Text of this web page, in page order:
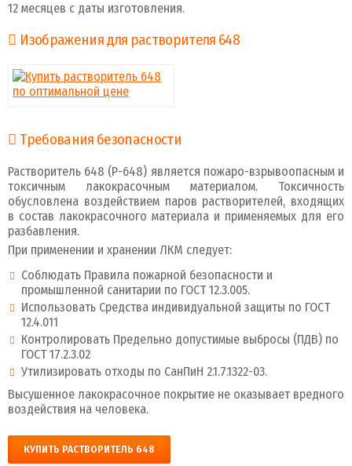
12 месяцев с даты изготовления.
Изображения для растворителя 648
Требования безопасности
Растворитель 648 (Р-648) является пожаро-взрывоопасным и
токсичным лакокрасочным материалом. Токсичность
обусловлена воздействием паров растворителей, входящих
в состав лакокрасочного материала и применяемых для его
разбавления.
При применении и хранении ЛКМ следует:
Соблюдать Правила пожарной безопасности и
промышленной санитарии по ГОСТ 12.3.005.
Использовать Средства индивидуальной защиты по ГОСТ
12.4.011
Контролировать Предельно допустимые выбросы (ПДВ) по
ГОСТ 17.2.3.02
Утилизировать отходы по СанПиН 2.1.7.1322-03.
Высушенное лакокрасочное покрытие не оказывает вредного
воздействия на человека.
КУПИТЬ РАСТВОРИТЕЛЬ 648